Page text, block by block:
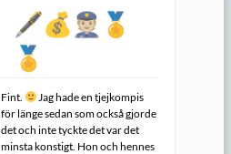
Fint.
Jag hade en tjejkompis
för länge sedan som också gjorde
det och inte tyckte det var det
minsta konstigt. Hon och hennes